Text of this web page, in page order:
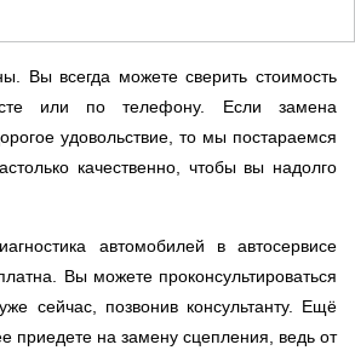
Вы всегда можете сверить стоимость
или по телефону. Если замена
удовольствие, то мы постараемся
качественно, чтобы вы надолго
автомобилей в автосервисе
Вы можете проконсультироваться
сейчас, позвонив консультанту. Ещё
приедете на замену сцепления, ведь от